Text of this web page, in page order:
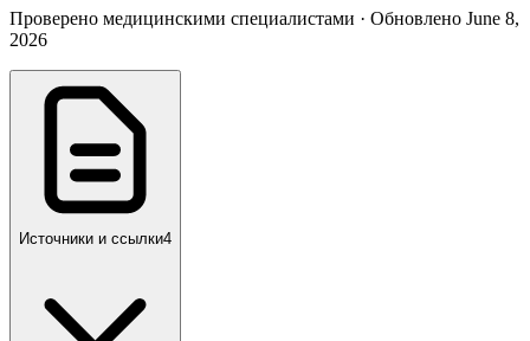
Проверено медицинскими специалистами · Обновлено June 8,
2026
Источники и ссылки4